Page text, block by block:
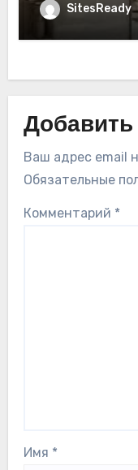
SitesReady
Ваш адрес email
Обязательные
Комментарий *
Имя *